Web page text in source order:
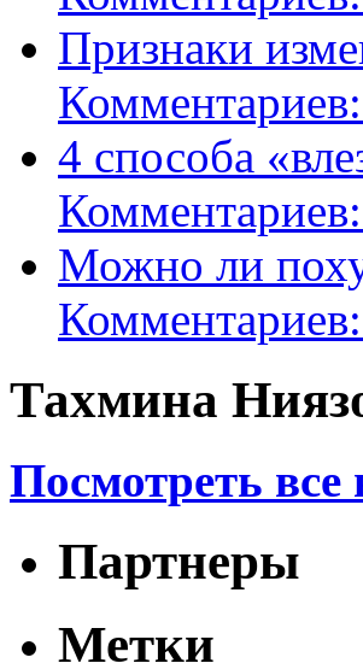
Признаки
4 способа
Можно ли
Тахмина
Посмотреть
Партнеры
Метки